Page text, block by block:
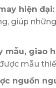
hiện đại:
giúp
mẫu, giao
mẫu
nguồn